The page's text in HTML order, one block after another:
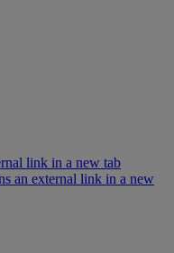
link in a new tab
an external link in a new